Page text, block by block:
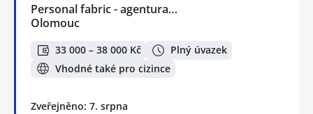
Personal fabric - agentura…
Olomouc
33 000 – 38 000 Kč
Plný úvazek
Vhodné také pro cizince
Zveřejněno: 7. srpna